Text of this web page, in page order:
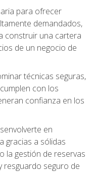
para ofrecer
demandados,
construir una cartera
de un negocio de
técnicas seguras,
con los
confianza en los
en
gracias a sólidas
la gestión de reservas
resguardo seguro de